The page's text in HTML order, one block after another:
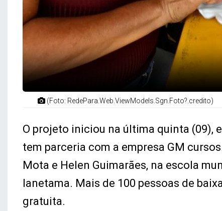
(Foto: RedePara.Web.ViewModels.Sgn.Foto?.credito)
O projeto iniciou na última quinta (09), e
tem parceria com a empresa GM
Mota e Helen Guimarães, na escola
Ianetama. Mais de 100 pessoas de
gratuita.